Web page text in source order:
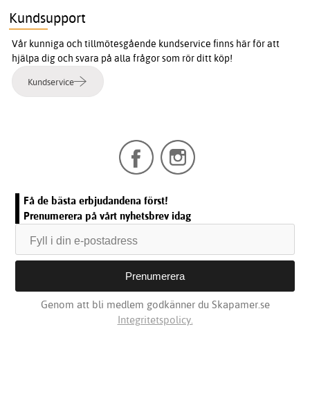
Kundsupport
Vår kunniga och tillmötesgående kundservice finns här för att
hjälpa dig och svara på alla frågor som rör ditt köp!
Kundservice
Få de bästa erbjudandena först!
Prenumerera på vårt nyhetsbrev idag
Genom att bli medlem godkänner du Skapamer.se
Integritetspolicy.